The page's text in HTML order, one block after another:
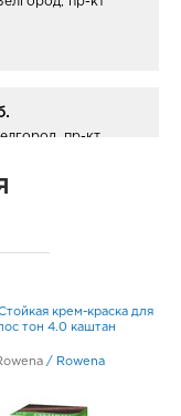
пр-кт
ул
крем-краска для
тон 4.0 каштан
/ Rowena